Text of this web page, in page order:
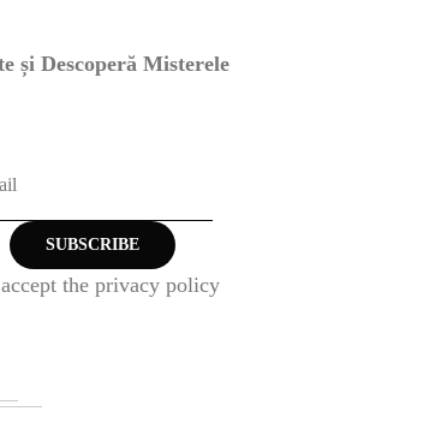
și Descoperă Misterele
the privacy policy